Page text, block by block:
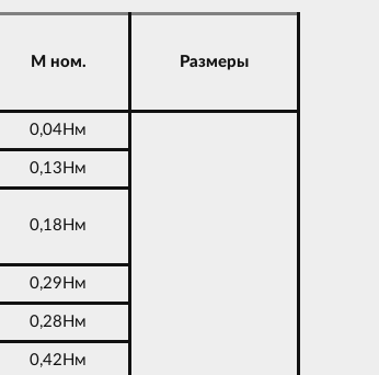
M ном. Размеры
0,04Нм
0,13Нм
0,18Нм
0,29Нм
0,28Нм
0,42Нм